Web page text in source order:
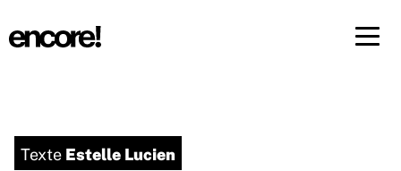
Texte Estelle Lucien